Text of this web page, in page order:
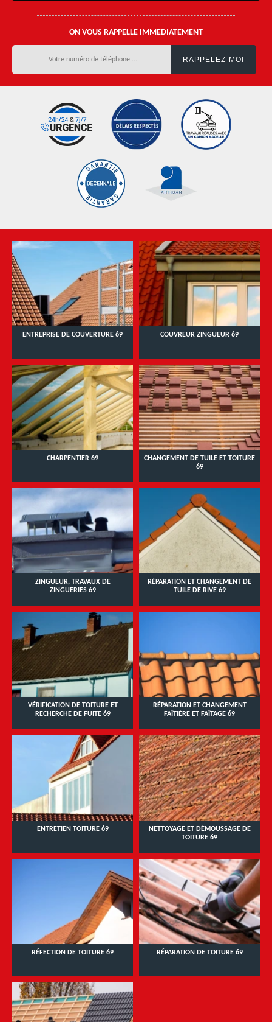
ON VOUS RAPPELLE IMMEDIATEMENT
ENTREPRISE DE COUVERTURE 69 COUVREUR ZINGUEUR 69
CHARPENTIER 69
CHANGEMENT DE TUILE ET TOITURE
69
ZINGUEUR, TRAVAUX DE
ZINGUERIES 69
RÉPARATION ET CHANGEMENT DE
TUILE DE RIVE 69
VÉRIFICATION DE TOITURE ET
RECHERCHE DE FUITE 69
RÉPARATION ET CHANGEMENT
FAÎTIÈRE ET FAÎTAGE 69
ENTRETIEN TOITURE 69
NETTOYAGE ET DÉMOUSSAGE DE
TOITURE 69
RÉFECTION DE TOITURE 69 RÉPARATION DE TOITURE 69